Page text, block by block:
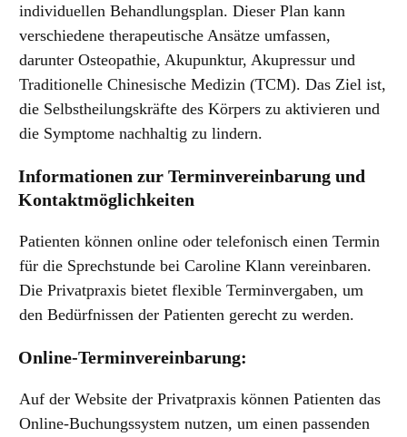
individuellen Behandlungsplan. Dieser Plan kann
verschiedene therapeutische Ansätze umfassen,
darunter Osteopathie, Akupunktur, Akupressur und
Traditionelle Chinesische Medizin (TCM). Das Ziel ist,
die Selbstheilungskräfte des Körpers zu aktivieren und
die Symptome nachhaltig zu lindern.
Informationen zur Terminvereinbarung und
Kontaktmöglichkeiten
Patienten können online oder telefonisch einen Termin
für die Sprechstunde bei Caroline Klann vereinbaren.
Die Privatpraxis bietet flexible Terminvergaben, um
den Bedürfnissen der Patienten gerecht zu werden.
Online-Terminvereinbarung:
Auf der Website der Privatpraxis können Patienten das
Online-Buchungssystem nutzen, um einen passenden